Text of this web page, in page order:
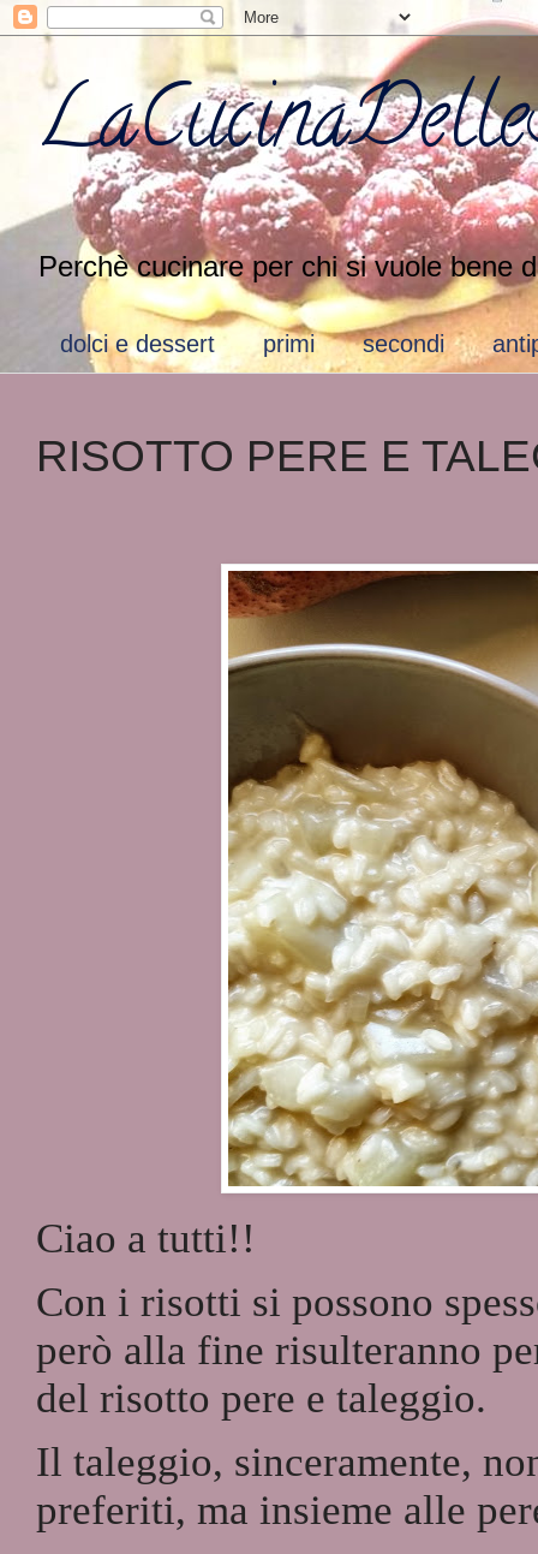
Perchè cucinare per chi si vuole bene
dolci e dessert primi secondi
RISOTTO PERE E
Ciao a tutti!!
Con i risotti si possono
però alla fine risulteranno
del risotto pere e taleggio.
Il taleggio, sinceramente,
preferiti, ma insieme alle